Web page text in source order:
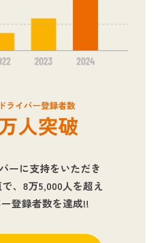
ーに支持をいただき
、8万5,000人を超え
登録者数を達成!!